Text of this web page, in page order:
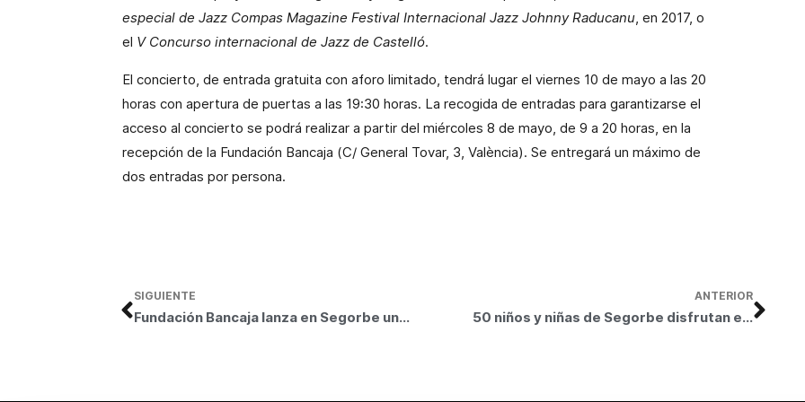
especial de Jazz Compas Magazine Festival Internacional Jazz Johnny Raducanu, en 2017, o
el V Concurso internacional de Jazz de Castelló.
El concierto, de entrada gratuita con aforo limitado, tendrá lugar el viernes 10 de mayo a las 20
horas con apertura de puertas a las 19:30 horas. La recogida de entradas para garantizarse el
acceso al concierto se podrá realizar a partir del miércoles 8 de mayo, de 9 a 20 horas, en la
recepción de la Fundación Bancaja (C/ General Tovar, 3, València). Se entregará un máximo de
dos entradas por persona.
ANTERIOR
50 niños y niñas de Segorbe disfrutan en Fundación Bancaja de las actividades de la Peque Pascua
SIGUIENTE
Fundación Bancaja lanza en Segorbe una nueva convocatoria de sus becas de movilidad y ayudas de investigación